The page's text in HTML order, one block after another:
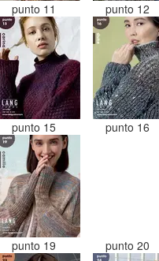
punto 11 punto 12
punto 15 punto 16
punto 19 punto 20